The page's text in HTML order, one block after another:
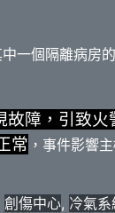
一個隔離病房
障，引致火
常 ，事件影響
創傷中心, 冷氣系